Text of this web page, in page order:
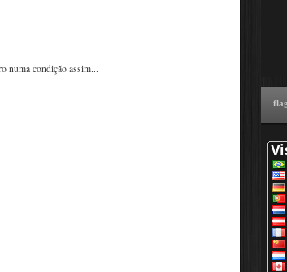
numa condição assim...